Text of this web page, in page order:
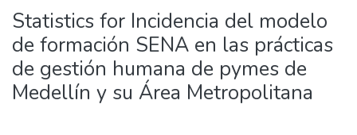
All of DSpace
Statistics for Incidencia del modelo
de formación SENA en las prácticas
de gestión humana de pymes de
Medellín y su Área Metropolitana